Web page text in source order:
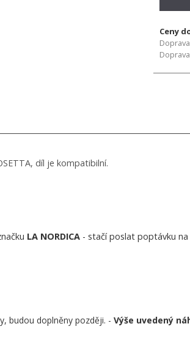
Ceny
díl je kompatibilní.
LA NORDICA - stačí poslat poptávku na
budou doplněny později. - Výše uvedený